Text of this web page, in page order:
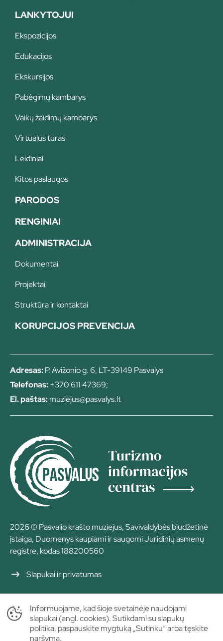
LANKYTOJUI
Ekspozicijos
Edukacijos
Ekskursijos
Pabėgimų kambarys
Vaikų žaidimų kambarys
Virtualus turas
Leidiniai
Kitos paslaugos
PARODOS
RENGINIAI
ADMINISTRACIJA
Dokumentai
Projektai
Struktūra ir kontaktai
KORUPCIJOS PREVENCIJA
Adresas:P. Avižonio g. 6, LT-39149 Pasvalys
Telefonas:+370 611 47369;
El. paštas:muziejus@pasvalys.lt
2026 © Pasvalio krašto muziejus, Savivaldybės biudžetinė
įstaiga, Duomenys kaupiami ir saugomi Juridinių asmenų
registre, kodas 188200560
Slapukai ir privatumas
Informuojame, kad šioje svetainėje naudojami
slapukai (angl. cookies). Sutikdami su slapukų
politika, paspauskite mygtuką „Sutinku“ arba tęskite
naršymą.